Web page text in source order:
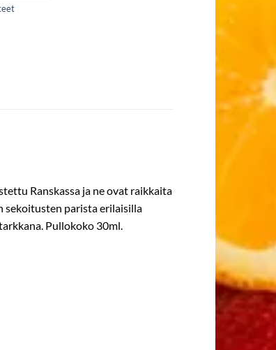
Ranskassa ja ne ovat raikkaita
sekoitusten parista erilaisilla
Pullokoko 30ml.